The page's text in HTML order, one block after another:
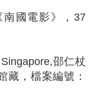
南國電影》，37
邵仁杖
藏，檔案編號：